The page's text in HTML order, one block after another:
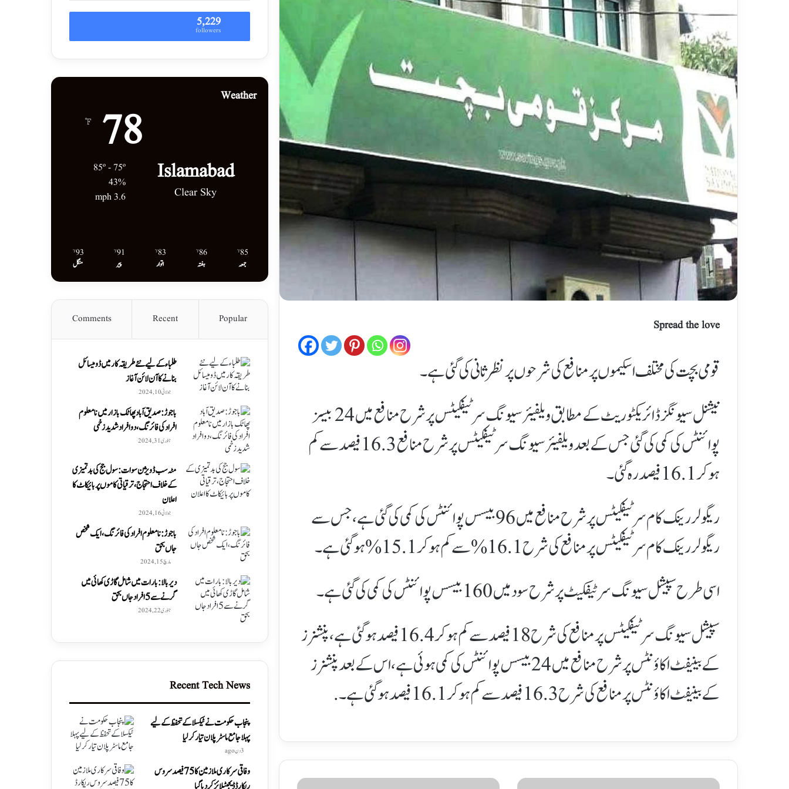
Spread the love
قومی بچت کی مختلف اسکیموں پر منافع کی شرحوں پر نظر ثانی کی گئی ہے۔
نیشنل سیونگز ڈائریکٹوریٹ کے مطابق ویلفیئر سیونگ سرٹیفکیٹس پر شرح منافع میں 24 بیسز
پوائنٹس کی کمی کی گئی جس کے بعد ویلفیئر سیونگ سرٹیفکیٹس پر شرح منافع 16.3 فیصد سے کم
ہو کر 16.1 فیصد رہ گئی۔
ریگولر رینک کام سرٹیفکیٹس پر شرح منافع میں 96 بیسس پوائنٹس کی کمی کی گئی ہے، جس سے
ریگولر رینک کام سرٹیفکیٹس پر منافع کی شرح 16.1% سے کم ہو کر 15.1% ہو گئی ہے۔
اسی طرح سپیشل سیونگ سرٹیفکیٹ پر شرح سود میں 160 بیسس پوائنٹس کی کمی کی گئی ہے۔
سپیشل سیونگ سرٹیفکیٹس پر منافع کی شرح 18 فیصد سے کم ہو کر 16.4 فیصد ہو گئی ہے، پنشنرز
کے بینیفٹ اکاؤنٹس پر شرح منافع میں 24 بیسس پوائنٹس کی کمی ہوئی ہے، اس کے بعد پنشنرز
کے بینیفٹ اکاؤنٹس پر منافع کی شرح 16.3 فیصد سے کم ہو کر 16.1 فیصد ہو گئی ہے۔ .
5,229
followers
Weather
Islamabad
Clear Sky
78
℉
85º - 75º
43%
3.6 mph
85
℉
جمعہ
86
℉
ہفتہ
83
℉
اتوار
91
℉
پیر
93
℉
منگل
Popular
Recent
Comments
طلباء کے لیے نئے طریقہ کار میں ڈومیسائل
بنانے کا آن لائن آغاز
جولائی 10, 2024
باجوڑ: صدیق اۤباد پھاٹک بازار میں نامعلوم
افراد کی فائرنگ، دو افراد شدید زخمی
جنوری 31, 2024
مٹہ سب ڈویژن سوات: سول جج کی بدتمیزی
کے خلاف احتجاج، ترقیاتی کاموں پر بائیکاٹ کا
اعلان
جولائی 16, 2024
باجوڑ: نامعلوم افراد کی فائرنگ، ایک شخص
جاں بحق
مارچ 15, 2024
دیربالا: بارات میں شامل گاڑی کھائی میں
گرنے سے 5 افراد جاں بحق
جنوری 22, 2024
Recent Tech News
پنجاب حکومت نے ٹیکسلا کے تحفظ کے لیے
پہلا جامع ماسٹر پلان تیار کر لیا
3 دن ago
وفاقی سرکاری ملازمین کا 75 فیصد سروس